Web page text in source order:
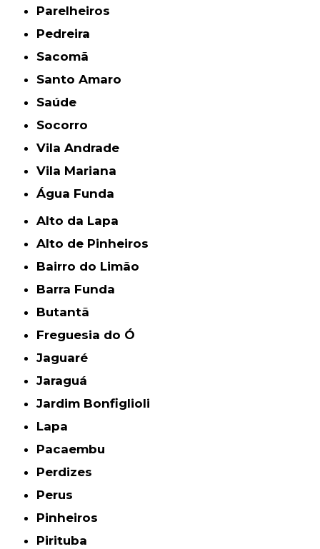
Parelheiros
Pedreira
Sacomã
Santo Amaro
Saúde
Socorro
Vila Andrade
Vila Mariana
Água Funda
Alto da Lapa
Alto de Pinheiros
Bairro do Limão
Barra Funda
Butantã
Freguesia do Ó
Jaguaré
Jaraguá
Jardim Bonfiglioli
Lapa
Pacaembu
Perdizes
Perus
Pinheiros
Pirituba